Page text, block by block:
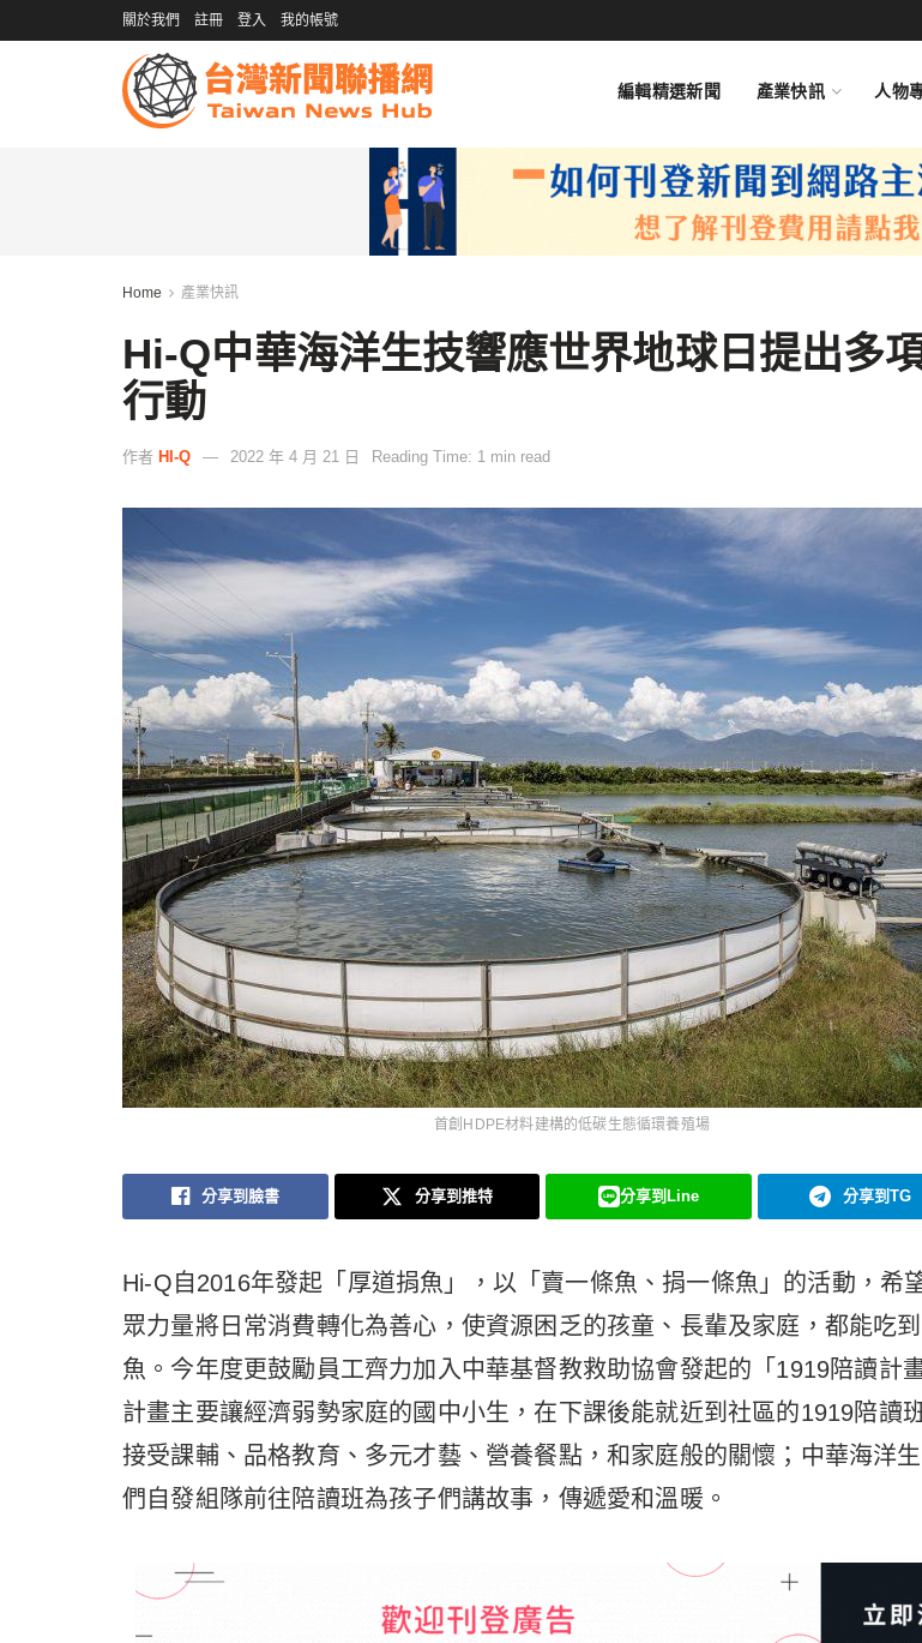
關於我們 註冊 登入 我的帳號
編輯精選新聞 產業快訊 人物
Home 產業快訊
Hi-Q中華海洋生技響應世界地球日提出多
行動
作者 HI-Q 2022 年 4 月 21 日 Reading Time: 1 min read
首創HDPE材料建構的低碳生態循環養殖場
分享到臉書 分享到推特 分享到Line 分享到TG
Hi-Q自2016年發起「厚道捐魚」，以「賣一條魚、捐一條魚」的活動，希
眾力量將日常消費轉化為善心，使資源困乏的孩童、長輩及家庭，都能吃
魚。今年度更鼓勵員工齊力加入中華基督教救助協會發起的「1919陪讀計
計畫主要讓經濟弱勢家庭的國中小生，在下課後能就近到社區的1919陪讀
接受課輔、品格教育、多元才藝、營養餐點，和家庭般的關懷；中華海洋
們自發組隊前往陪讀班為孩子們講故事，傳遞愛和溫暖。